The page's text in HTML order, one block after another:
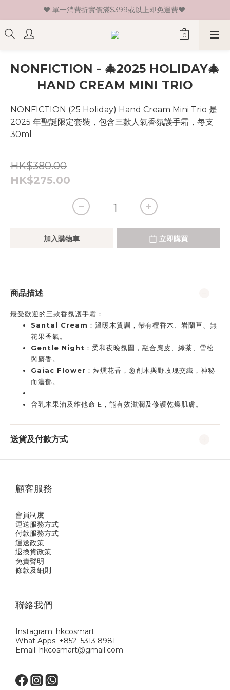
♥ 新會員登記即送HK$30 現金卷♥
♥ 單一消費折實價滿$399或以上即免運費♥
♥ 新會員登記即送HK$30 現金卷♥
NONFICTION - 🎄2025 HOLIDAY🎄
HAND CREAM MINI TRIO
NONFICTION (25 Holiday) Hand Cream Mini Trio 是
2025 年聖誕限定套裝，包含三款人氣香氛護手霜，每支
30ml
HK$380.00
HK$275.00
加入購物車 立即購買
商品描述
最受歡迎的三款香氛護手霜：
Santal Cream ：溫暖木質調，帶有檀香木、岩蘭草、無
花果香氣。
Gentle Night ：柔和夜晚氛圍，融合麂皮、綠茶、雪松
與麝香。
Gaiac Flower ：煙燻花香，愈創木與野玫瑰交織，神秘
而濃郁。
含乳木果油及維他命 E，能有效滋潤及修護乾燥肌膚。
送貨及付款方式
顧客服務
會員制度
運送服務方式
付款服務方式
運送政策
退換貨政策
免責聲明
條款及細則
聯絡我們
Instagram: hkcosmart
What Apps: +852 5313 8981
Email: hkcosmart@gmail.com